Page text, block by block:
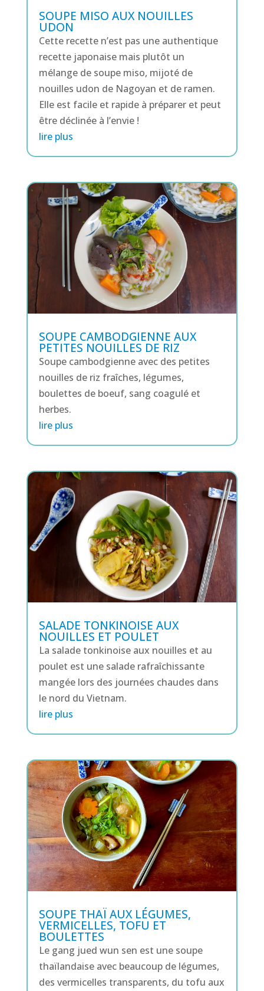
SOUPE MISO AUX NOUILLES
UDON
Cette recette n’est pas une authentique
recette japonaise mais plutôt un
mélange de soupe miso, mijoté de
nouilles udon de Nagoyan et de ramen.
Elle est facile et rapide à préparer et peut
être déclinée à l’envie !
lire plus
SOUPE CAMBODGIENNE AUX
PETITES NOUILLES DE RIZ
Soupe cambodgienne avec des petites
nouilles de riz fraîches, légumes,
boulettes de boeuf, sang coagulé et
herbes.
lire plus
SALADE TONKINOISE AUX
NOUILLES ET POULET
La salade tonkinoise aux nouilles et au
poulet est une salade rafraîchissante
mangée lors des journées chaudes dans
le nord du Vietnam.
lire plus
SOUPE THAÏ AUX LÉGUMES,
VERMICELLES, TOFU ET
BOULETTES
Le gang jued wun sen est une soupe
thaïlandaise avec beaucoup de légumes,
des vermicelles transparents, du tofu aux